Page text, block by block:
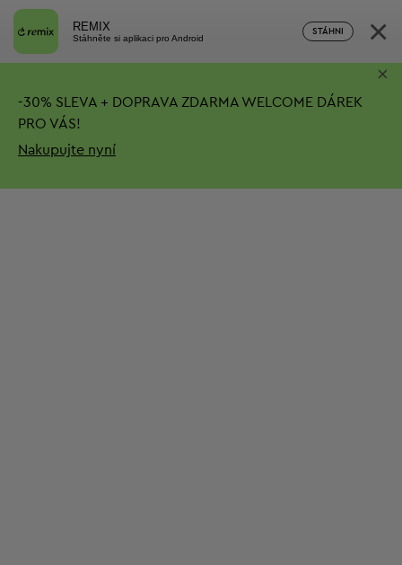
REMIX
Stáhněte si aplikaci pro Android
STÁHNI ×
-30% SLEVA + DOPRAVA ZDARMA WELCOME DÁREK
PRO VÁS!
Nakupujte nyní
×